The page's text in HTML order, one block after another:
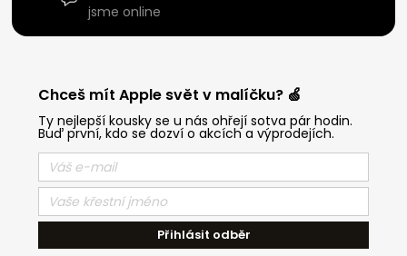
jsme online
Chceš mít Apple svět v malíčku? 🍏
Ty nejlepší kousky se u nás ohřejí sotva pár hodin.
Buď první, kdo se dozví o akcích a výprodejích.
Přihlásit odběr